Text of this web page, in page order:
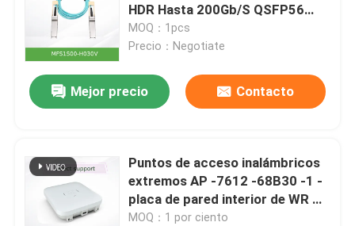
HDR Hasta 200Gb/S QSFP56
30m 200GBase-AOC QSFP56 A
QSFP56
MOQ：1pcs
Precio：Negotiate
Mejor precio Contacto
Puntos de acceso inalámbricos
extremos AP -7612 -68B30 -1 -
placa de pared interior de WR AP
802.11a/b/g/n/ac 5GHz 2x2: 2
MOQ：1 por ciento